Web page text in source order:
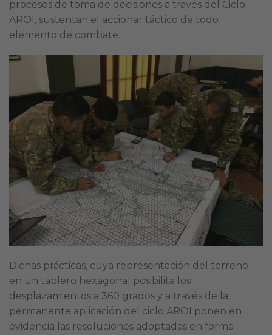
procesos de toma de decisiones a través del Ciclo
AROI, sustentan el accionar táctico de todo
elemento de combate.
Dichas prácticas, cuya representación del terreno
en un tablero hexagonal posibilita los
desplazamientos a 360 grados y a través de la
permanente aplicación del ciclo AROI ponen en
evidencia las resoluciones adoptadas en forma